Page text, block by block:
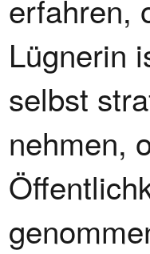
erfahren,
Lügnerin
selbst
nehmen,